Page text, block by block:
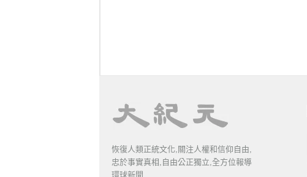
恢復人類正統文化,關注人權和信仰自由,
忠於事實真相,自由公正獨立,全方位報導
環球新聞